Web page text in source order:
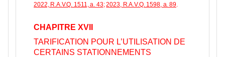
2022, R.A.V.Q. 1511, a. 43;2023, R.A.V.Q. 1598, a. 89.
CHAPITRE XVII
TARIFICATION POUR L’UTILISATION DE
CERTAINS STATIONNEMENTS